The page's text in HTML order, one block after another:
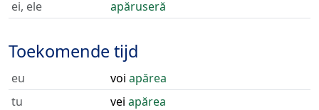
ei, ele
apăruseră
Toekomende tijd
eu voi apărea
tu
vei apărea